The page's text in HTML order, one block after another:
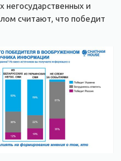
негосударственных и
считают, что победит